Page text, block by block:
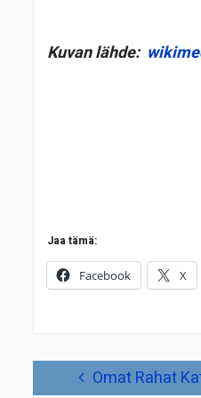
Kuvan lähde:
Jaa tämä:
Facebook X
Artikkelien Omat Rahat